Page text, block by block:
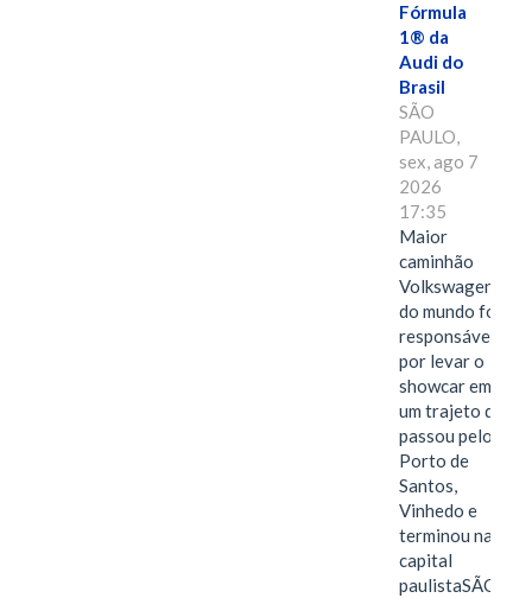
Fórmula
1® da
Audi do
Brasil
SÃO
PAULO,
sex, ago 7
2026
17:35
Maior
caminhão
Volkswagen
do mundo foi
responsável
por levar o
showcar em
um trajeto que
passou pelo
Porto de
Santos,
Vinhedo e
terminou na
capital
paulistaSÃO